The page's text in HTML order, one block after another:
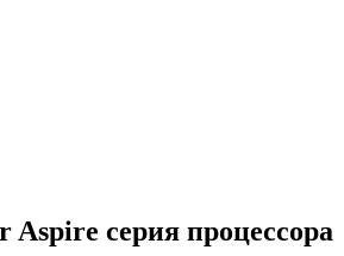
Aspire серия процессора